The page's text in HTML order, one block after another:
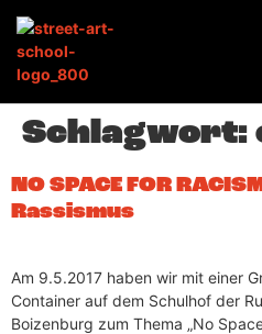
springen
Schlagwort:
NO SPACE FOR
Rassismus
Am 9.5.2017 haben wir mit einer
Container auf dem Schulhof der
Boizenburg zum Thema „No